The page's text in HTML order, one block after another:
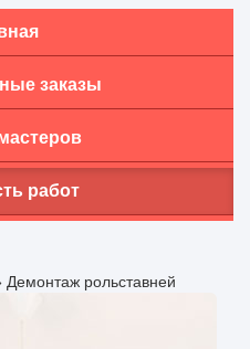
заказы
работ
Демонтаж рольставней